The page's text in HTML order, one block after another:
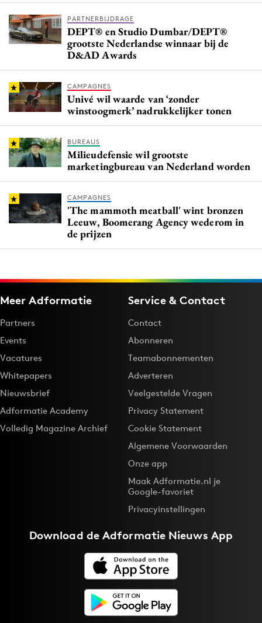
PARTNERBIJDRAGE
DEPT® en Studio Dumbar/DEPT®
grootste Nederlandse winnaar bij de
D&AD Awards
CAMPAGNES
Univé wil waarde van ‘zonder
winstoogmerk’ nadrukkelijker tonen
BUREAUS
Milieudefensie wil grootste
marketingbureau van Nederland worden
CAMPAGNES
'The mammoth meatball' wint bronzen
Leeuw, Boomerang Agency wederom in
de prijzen
Meer Adformatie
Partners
Events
Vacatures
Whitepapers
Nieuwsbrief
Adformatie Academy
Volledig Magazine Archief
Service & Contact
Contact
Abonneren
Teamabonnementen
Adverteren
Veelgestelde Vragen
Privacy Statement
Cookie Statement
Algemene Voorwaarden
Onze app
Maak Adformatie.nl je
Google-favoriet
Privacyinstellingen
Download deAdformatie Nieuws App